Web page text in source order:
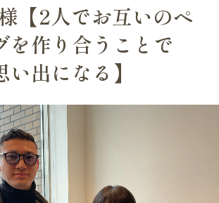
【2人でお互いのペ
を作り合うことで
出になる】